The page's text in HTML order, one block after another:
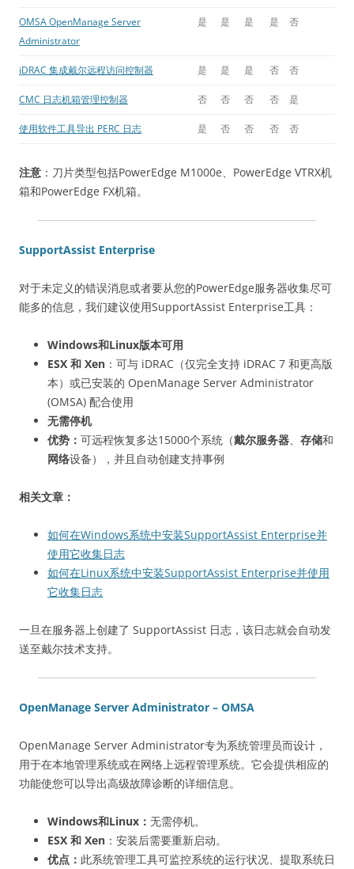
OMSA OpenManage Server
Administrator
是 是 是 是 否
iDRAC 集成戴尔远程访问控制器 是 是 是 否 否
CMC 日志机箱管理控制器 否 否 否 否 是
使用软件工具导出 PERC 日志 是 否 否 否 否
注意 ：刀片类型包括PowerEdge M1000e、PowerEdge VTRX机
箱和PowerEdge FX机箱。
SupportAssist Enterprise
对于未定义的错误消息或者要从您的PowerEdge服务器收集尽可
能多的信息，我们建议使用SupportAssist Enterprise工具：
Windows和Linux版本可用
ESX 和 Xen ：可与 iDRAC（仅完全支持 iDRAC 7 和更高版
本）或已安装的 OpenManage Server Administrator
(OMSA) 配合使用
无需停机
优势： 可远程恢复多达15000个系统（戴尔服务器、 存储和
网络设备），并且自动创建支持事例
相关文章：
如何在Windows系统中安装SupportAssist Enterprise并
使用它收集日志
如何在Linux系统中安装SupportAssist Enterprise并使用
它收集日志
一旦在服务器上创建了 SupportAssist 日志，该日志就会自动发
送至戴尔技术支持。
OpenManage Server Administrator – OMSA
OpenManage Server Administrator专为系统管理员而设计，
用于在本地管理系统或在网络上远程管理系统。它会提供相应的
功能使您可以导出高级故障诊断的详细信息。
Windows和Linux： 无需停机。
ESX 和 Xen ：安装后需要重新启动。
优点： 此系统管理工具可监控系统的运行状况、提取系统日